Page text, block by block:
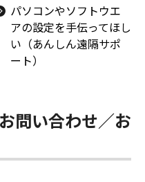
パソコンやソフトウエ
アの設定を手伝ってほし
い（あんしん遠隔サポ
ート）
問い合わせ／お